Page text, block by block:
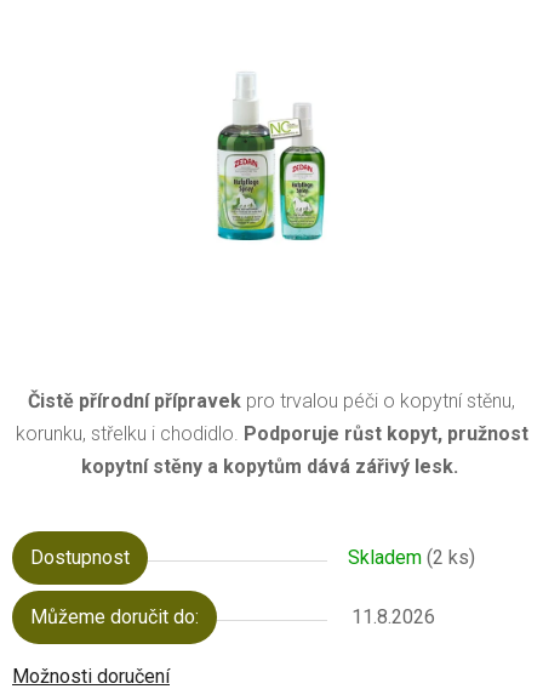
Čistě přírodní přípravek pro trvalou péči o kopytní stěnu,
korunku, střelku i chodidlo. Podporuje růst kopyt, pružnost
kopytní stěny a kopytům dává zářivý lesk.
Dostupnost Skladem (2 ks)
Můžeme doručit do: 11.8.2026
Možnosti doručení